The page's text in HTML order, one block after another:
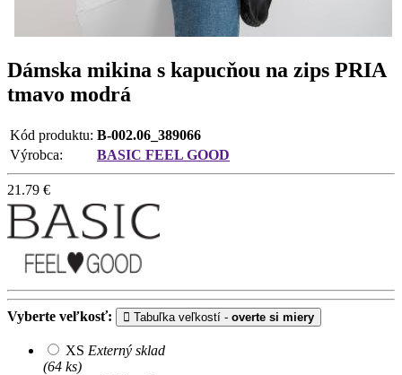
Dámska mikina s kapucňou na zips PRIA
tmavo modrá
Kód produktu: B-002.06_389066
Výrobca:
BASIC FEEL GOOD
21.79 €
Vyberte veľkosť: Tabuľka veľkostí - overte si miery
XS Externý sklad
(64 ks)